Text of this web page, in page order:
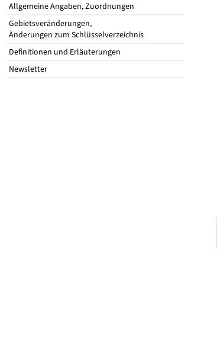
Allgemeine Angaben, Zuordnungen
Gebietsveränderungen,
Änderungen zum Schlüsselverzeichnis
Definitionen und Erläuterungen
Newsletter